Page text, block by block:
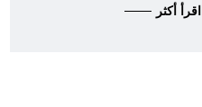
اقرأ أكثر